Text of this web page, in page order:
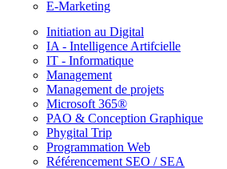
E-Marketing
Initiation au Digital
IA - Intelligence Artifcielle
IT - Informatique
Management
Management de projets
Microsoft 365®
PAO & Conception Graphique
Phygital Trip
Programmation Web
Référencement SEO / SEA